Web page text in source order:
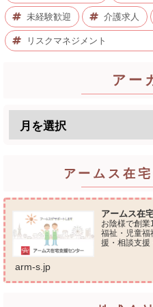
未経験歓迎 介護求人
リスクマネジメント
アー
アームス在
アームス在
お陰様で創
福祉・児童福
援・相談支援
arm-s.jp